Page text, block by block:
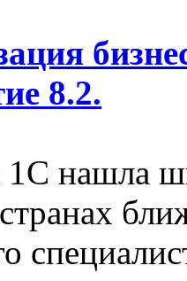
8.2.
нашла